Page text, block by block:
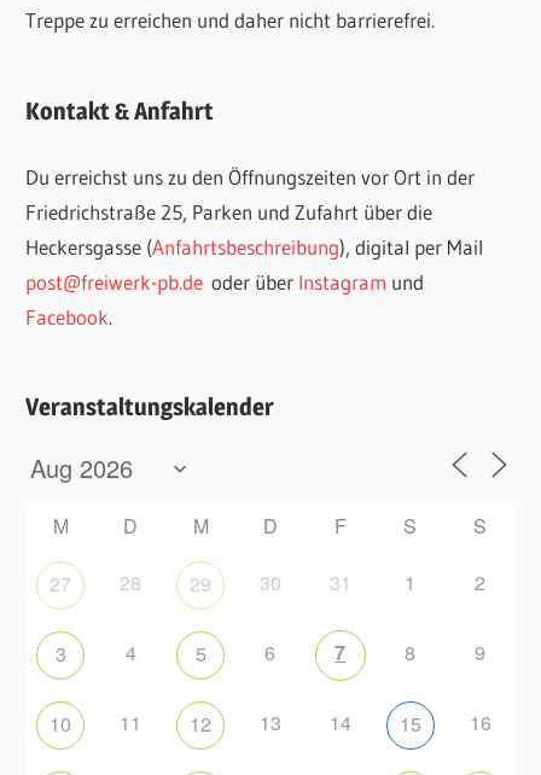
Treppe zu erreichen und daher nicht barrierefrei.
Kontakt & Anfahrt
Du erreichst uns zu den Öffnungszeiten vor Ort in der
Friedrichstraße 25, Parken und Zufahrt über die
Heckersgasse (Anfahrtsbeschreibung), digital per Mail
post@freiwerk-pb.de oder über Instagram und
Facebook.
Veranstaltungskalender
M D M D F S S
27 28 29 30 31 1 2
3 4 5 6 7 8 9
10 11 12 13 14 15 16